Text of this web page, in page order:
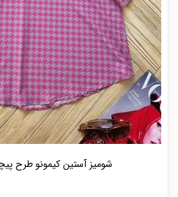
شومیز آستین کیمونو طرح